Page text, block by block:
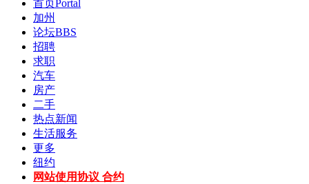
首页Portal
加州
论坛BBS
招聘
求职
汽车
房产
二手
热点新闻
生活服务
更多
纽约
网站使用协议 合约